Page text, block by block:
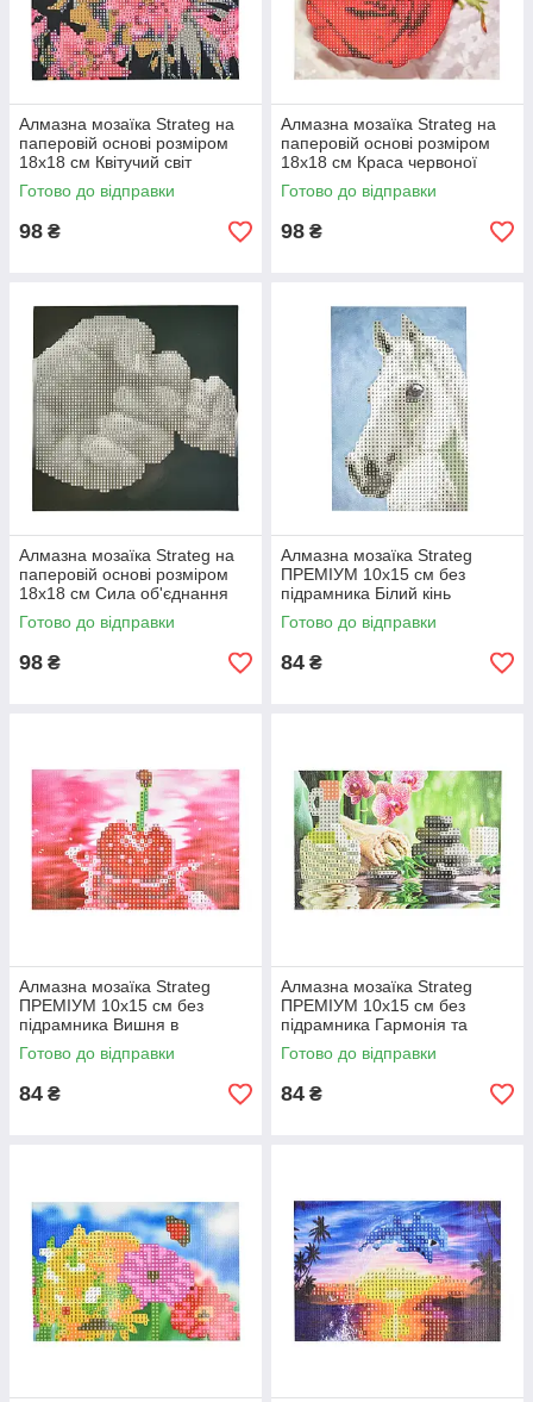
Алмазна мозаїка Strateg на
паперовій основі розміром
18х18 см Квітучий світ
екзотичної краси (JUB14393)
Готово до відправки
98 ₴
Алмазна мозаїка Strateg на
паперовій основі розміром
18х18 см Краса червоної
троянди (JUB20601)
Готово до відправки
98 ₴
Алмазна мозаїка Strateg на
паперовій основі розміром
18х18 см Сила об'єднання
(JUB14404)
Готово до відправки
98 ₴
Алмазна мозаїка Strateg
ПРЕМІУМ 10х15 см без
підрамника Білий кінь
(YAB14431)
Готово до відправки
84 ₴
Алмазна мозаїка Strateg
ПРЕМІУМ 10х15 см без
підрамника Вишня в
водяному відображенні
(YAB20791)
Готово до відправки
84 ₴
Алмазна мозаїка Strateg
ПРЕМІУМ 10х15 см без
підрамника Гармонія та
спокій (YAB28548)
Готово до відправки
84 ₴